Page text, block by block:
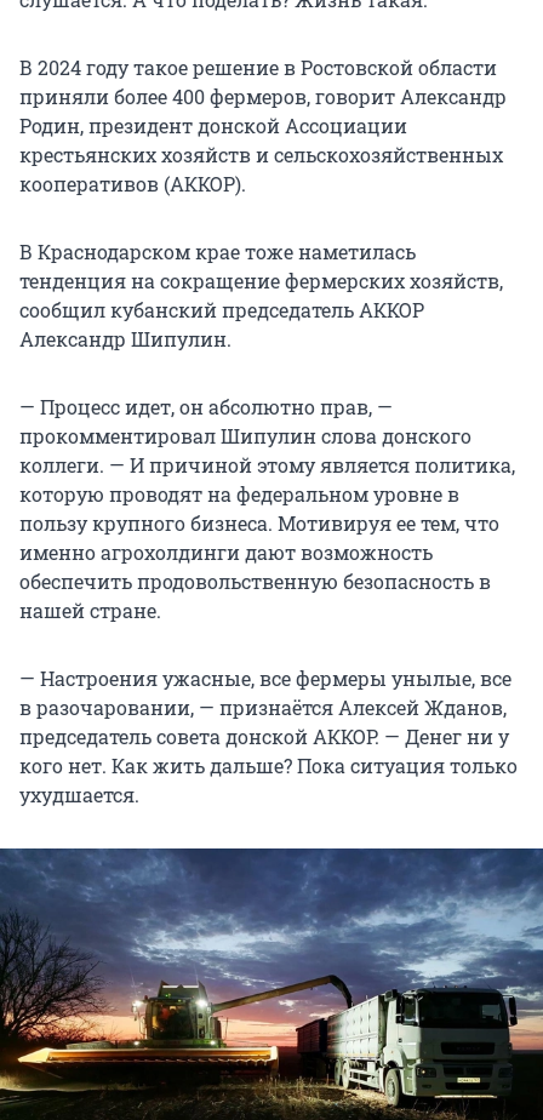
В 2024 году такое решение в Ростовской области
приняли более 400 фермеров, говорит Александр
Родин, президент донской Ассоциации
крестьянских хозяйств и сельскохозяйственных
кооперативов (АККОР).
В Краснодарском крае тоже наметилась
тенденция на сокращение фермерских хозяйств,
сообщил кубанский председатель АККОР
Александр Шипулин.
— Процесс идет, он абсолютно прав, —
прокомментировал Шипулин слова донского
коллеги. — И причиной этому является политика,
которую проводят на федеральном уровне в
пользу крупного бизнеса. Мотивируя ее тем, что
именно агрохолдинги дают возможность
обеспечить продовольственную безопасность в
нашей стране.
— Настроения ужасные, все фермеры унылые, все
в разочаровании, — признаётся Алексей Жданов,
председатель совета донской АККОР. — Денег ни у
кого нет. Как жить дальше? Пока ситуация только
ухудшается.